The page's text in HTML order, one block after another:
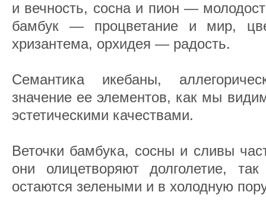
и вечность, сосна и пион —
бамбук — процветание и мир,
хризантема, орхидея — радость.
Семантика икебаны,
значение ее элементов, как мы
эстетическими качествами.
Веточки бамбука, сосны и сливы
они олицетворяют долголетие,
остаются зелеными и в холодную